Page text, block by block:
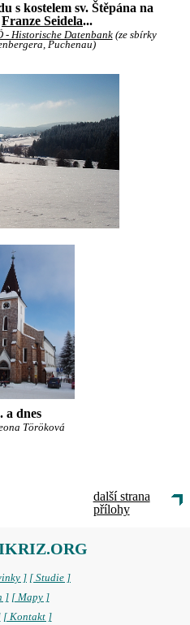
s kostelem sv. Štěpána na
Franze Seidela...
- Historische Datenbank(ze sbírky
Puchenau)
a dnes
Töröková
další strana
přílohy
] [ Studie ]
] [ Mapy ]
[ Kontakt ]